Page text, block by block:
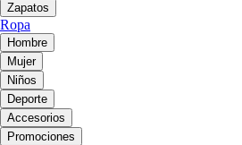
Zapatos
Ropa
Hombre
Mujer
Niños
Deporte
Accesorios
Promociones